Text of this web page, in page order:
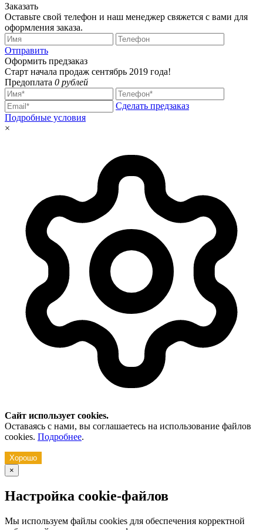
Заказать
Оставьте свой телефон и наш менеджер свяжется с вами для
оформления заказа.
Отправить
Оформить предзаказ
Старт начала продаж сентябрь 2019 года!
Предоплата 0 рублей
Сделать предзаказ
Подробные условия
×
Сайт использует cookies.
Оставаясь с нами, вы соглашаетесь на использование файлов
cookies. Подробнее.
Хорошо
×
Настройка cookie-файлов
Мы используем файлы cookies для обеспечения корректной